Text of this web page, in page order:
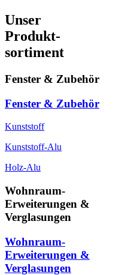
Unser
Produkt-
sortiment
Fenster & Zubehör
Fenster & Zubehör
Kunststoff
Kunststoff-Alu
Holz-Alu
Wohnraum-
Erweiterungen &
Verglasungen
Wohnraum-
Erweiterungen &
Verglasungen